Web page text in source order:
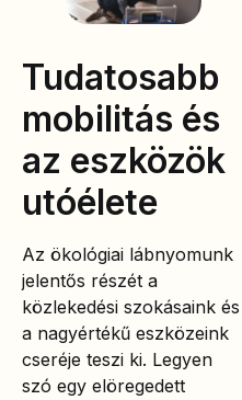
Tudatosabb
mobilitás és
az eszközök
utóélete
Az ökológiai lábnyomunk
jelentős részét a
közlekedési szokásaink és
a nagyértékű eszközeink
cseréje teszi ki. Legyen
szó egy elöregedett